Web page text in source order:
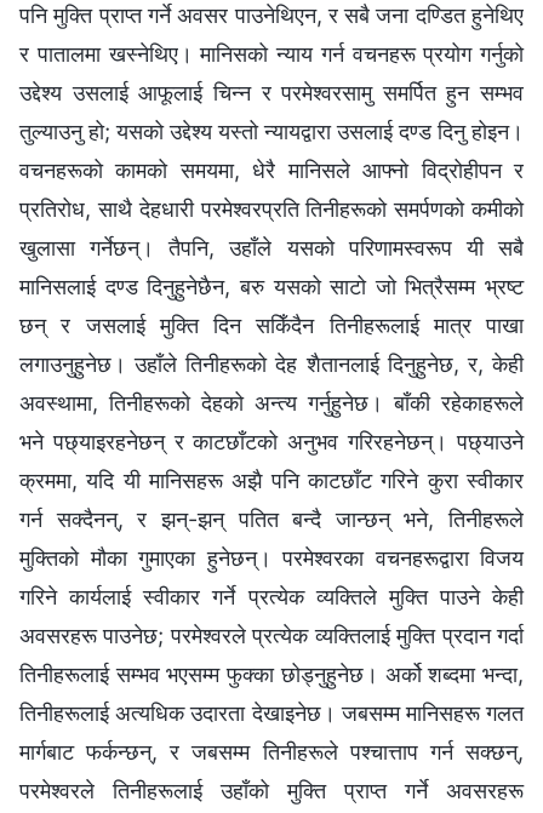
पनि मुक्ति प्राप्त गर्ने अवसर पाउनेथिएन, र सबै जना दण्डित हुनेथिए
र पातालमा खस्नेथिए। मानिसको न्याय गर्न वचनहरू प्रयोग गर्नुको
उद्देश्य उसलाई आफूलाई चिन्न र परमेश्‍वरसामु समर्पित हुन सम्भव
तुल्याउनु हो; यसको उद्देश्य यस्तो न्यायद्वारा उसलाई दण्ड दिनु होइन।
वचनहरूको कामको समयमा, धेरै मानिसले आफ्नो विद्रोहीपन र
प्रतिरोध, साथै देहधारी परमेश्‍वरप्रति तिनीहरूको समर्पणको कमीको
खुलासा गर्नेछन्। तैपनि, उहाँले यसको परिणामस्वरूप यी सबै
मानिसलाई दण्ड दिनुहुनेछैन, बरु यसको साटो जो भित्रैसम्म भ्रष्ट
छन् र जसलाई मुक्ति दिन सकिँदैन तिनीहरूलाई मात्र पाखा
लगाउनुहुनेछ। उहाँले तिनीहरूको देह शैतानलाई दिनुहुनेछ, र, केही
अवस्थामा, तिनीहरूको देहको अन्त्य गर्नुहुनेछ। बाँकी रहेकाहरूले
भने पछ्याइरहनेछन् र काटछाँटको अनुभव गरिरहनेछन्। पछ्याउने
क्रममा, यदि यी मानिसहरू अझै पनि काटछाँट गरिने कुरा स्वीकार
गर्न सक्दैनन्, र झन्-झन् पतित बन्दै जान्छन् भने, तिनीहरूले
मुक्तिको मौका गुमाएका हुनेछन्। परमेश्‍वरका वचनहरूद्वारा विजय
गरिने कार्यलाई स्वीकार गर्ने प्रत्येक व्यक्तिले मुक्ति पाउने केही
अवसरहरू पाउनेछ; परमेश्‍वरले प्रत्येक व्यक्तिलाई मुक्ति प्रदान गर्दा
तिनीहरूलाई सम्भव भएसम्म फुक्का छोड्नुहुनेछ। अर्को शब्दमा भन्दा,
तिनीहरूलाई अत्यधिक उदारता देखाइनेछ। जबसम्म मानिसहरू गलत
मार्गबाट फर्कन्छन्, र जबसम्म तिनीहरूले पश्चात्ताप गर्न सक्छन्,
परमेश्‍वरले तिनीहरूलाई उहाँको मुक्ति प्राप्त गर्ने अवसरहरू